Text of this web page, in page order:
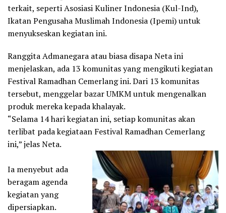
terkait, seperti Asosiasi Kuliner Indonesia (Kul-Ind),
Ikatan Pengusaha Muslimah Indonesia (Ipemi) untuk
menyukseskan kegiatan ini.
Ranggita Admanegara atau biasa disapa Neta ini
menjelaskan, ada 13 komunitas yang mengikuti kegiatan
Festival Ramadhan Cemerlang ini. Dari 13 komunitas
tersebut, menggelar bazar UMKM untuk mengenalkan
produk mereka kepada khalayak.
“Selama 14 hari kegiatan ini, setiap komunitas akan
terlibat pada kegiataan Festival Ramadhan Cemerlang
ini,” jelas Neta.
Ia menyebut ada
beragam agenda
kegiatan yang
dipersiapkan.